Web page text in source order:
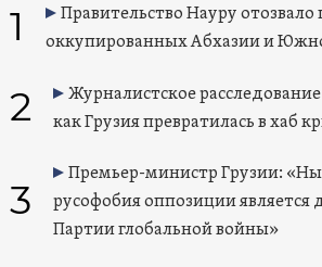
1
Правительство Науру
оккупированных Абхазии и
2
Журналистское
как Грузия превратилась в хаб
3
Премьер-министр Грузии:
русофобия оппозиции является
Партии глобальной войны»